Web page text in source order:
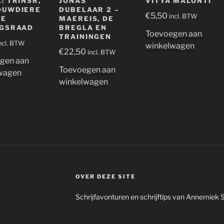
BTW
aan
DUBELAAR 2 –
MAEREIS, DE
BREGLA EN
TRAININGEN
€22,50 incl. BTW
Toevoegen aan
winkelwagen
€5,50 incl. BTW
Toevoegen aan
winkelwagen
OVER DEZE SITE
Schrijfavonturen en schrijftips van Annemiek